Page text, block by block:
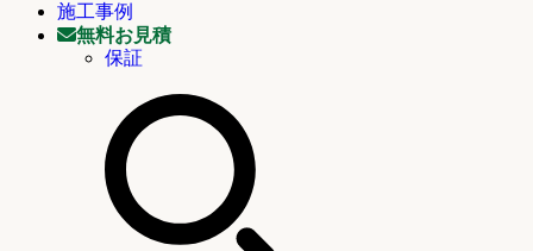
施工事例
無料お見積
保証